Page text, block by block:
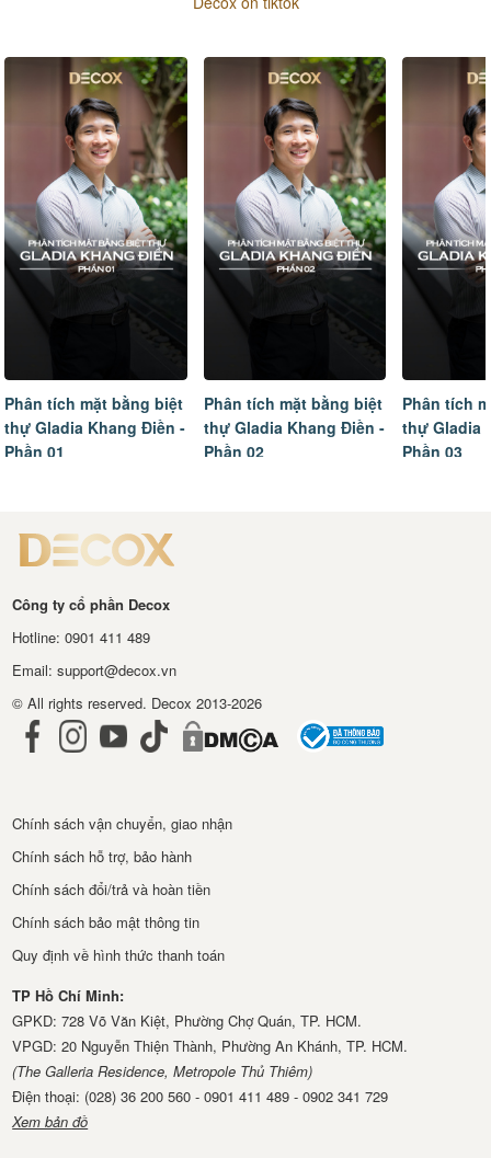
Phân tích mặt bằng biệt
thự Gladia Khang Điền -
Phần 01
Phân tích mặt bằng biệt
thự Gladia Khang Điền -
Phần 02
Phân tích
thự Gladia
Phần 03
Công ty cổ phần Decox
Hotline: 0901 411 489
Email: support@decox.vn
© All rights reserved. Decox 2013-2026
Chính sách vận chuyển, giao nhận
Chính sách hỗ trợ, bảo hành
Chính sách đổi/trả và hoàn tiền
Chính sách bảo mật thông tin
Quy định về hình thức thanh toán
TP Hồ Chí Minh:
GPKD: 728 Võ Văn Kiệt, Phường Chợ Quán, TP. HCM.
VPGD: 20 Nguyễn Thiện Thành, Phường An Khánh, TP. HCM.
(The Galleria Residence, Metropole Thủ Thiêm)
Điện thoại: (028) 36 200 560 - 0901 411 489 - 0902 341 729
Xem bản đồ